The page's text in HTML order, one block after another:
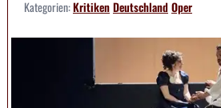
Kategorien:KritikenDeutschlandOper